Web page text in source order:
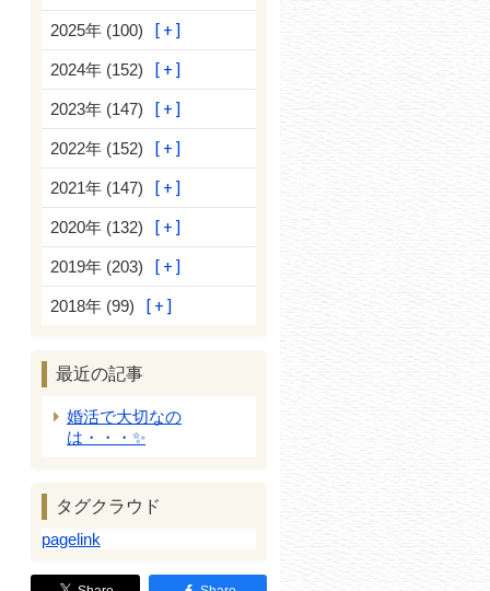
2025年 (100)
2024年 (152)
2023年 (147)
2022年 (152)
2021年 (147)
2020年 (132)
2019年 (203)
2018年 (99)
最近の記事
婚活で大切なの
は・・・✨
タグクラウド
pagelink